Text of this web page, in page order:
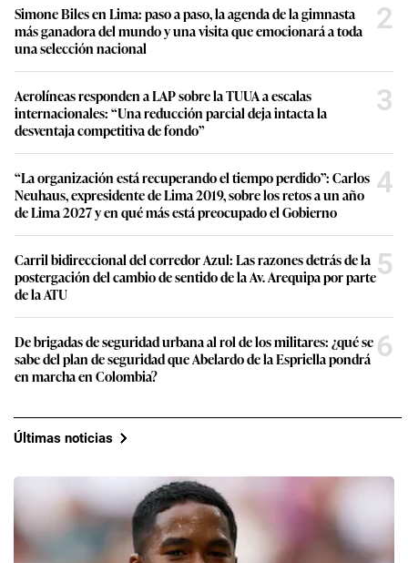
Simone Biles en Lima: paso a paso, la agenda de la gimnasta
más ganadora del mundo y una visita que emocionará a toda
una selección nacional
2
Aerolíneas responden a LAP sobre la TUUA a escalas
internacionales: “Una reducción parcial deja intacta la
desventaja competitiva de fondo”
3
“La organización está recuperando el tiempo perdido”: Carlos
Neuhaus, expresidente de Lima 2019, sobre los retos a un año
de Lima 2027 y en qué más está preocupado el Gobierno
4
Carril bidireccional del corredor Azul: Las razones detrás de la
postergación del cambio de sentido de la Av. Arequipa por parte
de la ATU
5
De brigadas de seguridad urbana al rol de los militares: ¿qué se
sabe del plan de seguridad que Abelardo de la Espriella pondrá
en marcha en Colombia?
6
Últimas noticias